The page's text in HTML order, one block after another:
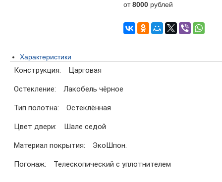
от8000 рублей
Характеристики
Конструкция: Царговая
Остекление: Лакобель чёрное
Тип полотна: Остеклённая
Цвет двери: Шале седой
Материал покрытия: ЭкоШпон.
Погонаж: Телескопический с уплотнителем